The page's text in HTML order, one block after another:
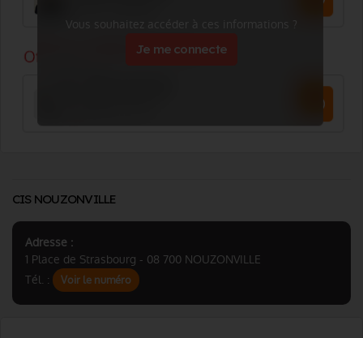
Vous souhaitez accéder à ces informations ?
Je me connecte
CIS NOUZONVILLE
Adresse :
1 Place de Strasbourg - 08 700 NOUZONVILLE
Tél. :
Voir le numéro